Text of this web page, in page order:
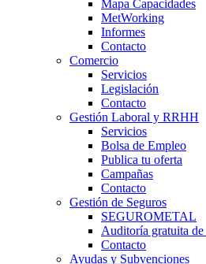
Mapa Capacidades
MetWorking
Informes
Contacto
Comercio
Servicios
Legislación
Contacto
Gestión Laboral y RRHH
Servicios
Bolsa de Empleo
Publica tu oferta
Campañas
Contacto
Gestión de Seguros
SEGUROMETAL
Auditoría gratuita de
Contacto
Ayudas y Subvenciones